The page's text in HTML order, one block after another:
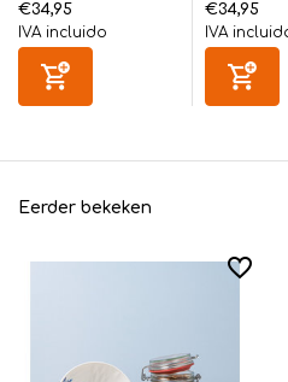
€34,95
IVA incluido
€34,95
IVA
Eerder bekeken